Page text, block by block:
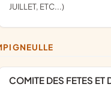
JUILLET, ETC...)
COMITE DES FETES